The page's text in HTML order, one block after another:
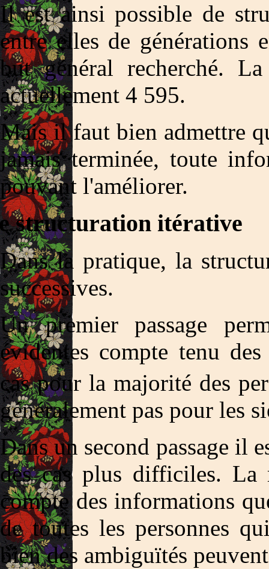
Il est ainsi possible de
entre elles de générations
but général recherché.
actuellement 4 595.
Mais il faut bien admettre
jamais terminée, toute
pouvant l'améliorer.
structuration itérative
Dans la pratique, la
successives.
Un premier passage
évidentes compte tenu
cas pour la majorité des
généralement pas pour les
Dans un second passage il
des cas plus difficiles. La
compte des informations
de toutes les personnes
bien des ambiguïtés